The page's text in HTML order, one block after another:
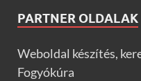
PARTNER OLDALAK
Weboldal készítés,
Fogyókúra